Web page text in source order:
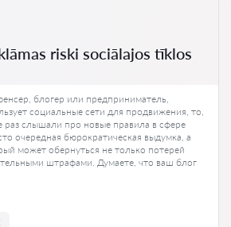
riski sociālajos tīklos
блогер или предприниматель,
социальные сети для продвижения, то,
раз слышали про новые правила в сфере
очередная бюрократическая выдумка, а
может обернуться не только потерей
штрафами. Думаете, что ваш блог